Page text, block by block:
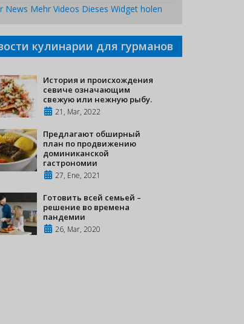
News Mehr Videos Dieses Widget holen
кулинарии для гурманов
История и происхождения
севиче означающим
свежую или нежную рыбу.
21, Mar, 2022
Предлагают обширный
план по продвижению
доминиканской
гастрономии
27, Ene, 2021
Готовить всей семьей –
решение во времена
пандемии
26, Mar, 2020